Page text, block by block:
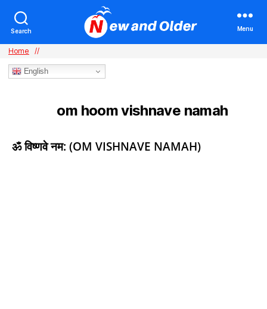
Search Menu
Home //
English
om hoom vishnave namah​
Categories
ॐ विष्णवे नम: (OM VISHNAVE NAMAH)